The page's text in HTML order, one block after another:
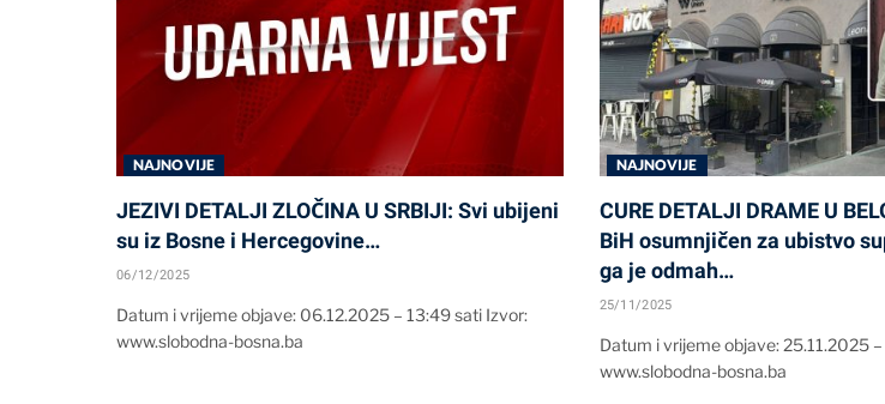
NAJNOVIJE
JEZIVI DETALJI ZLOČINA U SRBIJI: Svi ubijeni
su iz Bosne i Hercegovine…
06/12/2025
Datum i vrijeme objave: 06.12.2025 – 13:49 sati Izvor:
www.slobodna-bosna.ba
NAJNOVIJE
CURE DETALJI DRAME U
BiH osumnjičen za ubistvo
ga je odmah…
25/11/2025
Datum i vrijeme objave: 25.11.2025
www.slobodna-bosna.ba